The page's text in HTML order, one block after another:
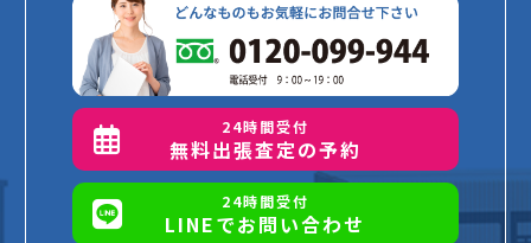
24時間受付
無料出張査定の予約
24時間受付
LINEでお問い合わせ